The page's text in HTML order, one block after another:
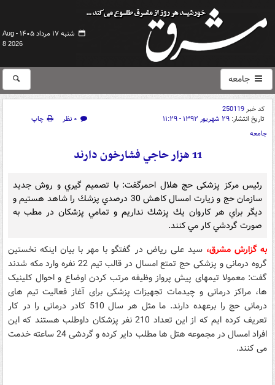
شنبه ۱۷ مرداد ۱۴۰۵ -
Aug
8 2026
جامعه
کد خبر250119
تاریخ انتشار: ۲۹ شهریور ۱۳۹۲ - ۱۱:۲۹ ۰ نظر
چاپ
جامعه
11 هزار حاجي فشارخون دارند
رئیس مرکز پزشکی حج هلال احمرگفت: با تصميم گيري و روش جديد
سازمان حج و زيارت امسال كاهش 30 درصدي پزشك را شاهد هستيم و
ديگر براي هر كاروان يك پزشك نداريم و تمامي پزشكان در مطب به
صورت گردشي كار مي كنند.
به گزارش مشرق، سید علی ریاض در گفتگو با مهر با بیان اینکه نخستین
گروه درمانی و پزشکی حج تمتع امسال در قالب تیم 22 نفره وارد مکه شدند
گفت: معمولا تیمهای پیش پرواز وظیفه مرتب کردن اوضاع و احوال کلینیک
ها، مراکز درمانی و چیدمات تجهیزات پزشکی برای آغاز فعالیت تیم های
درمانی حج را برعهده دارند. ما مثل هر سال 510 کادر درمانی را در کار
تعریف کرده ایم که از این تعداد 210 نفر پزشکان داوطلب هستند که این
افراد امسال در مجموعه هتل ها مطلب دایر کرده و گردشی 24 ساعته خدمت
می کنند.